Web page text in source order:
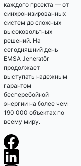
каждого проекта — от
синхронизированных
систем до сложных
высоковольтных
решений. На
сегодняшний день
EMSA Jeneratör
продолжает
выступать надежным
гарантом
бесперебойной
энергии на более чем
190 000 объектах по
всему миру.